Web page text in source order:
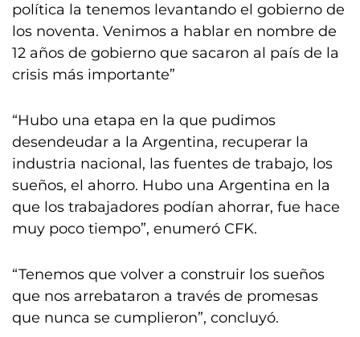
política la tenemos levantando el gobierno de
los noventa. Venimos a hablar en nombre de
12 años de gobierno que sacaron al país de la
crisis más importante”
“Hubo una etapa en la que pudimos
desendeudar a la Argentina, recuperar la
industria nacional, las fuentes de trabajo, los
sueños, el ahorro. Hubo una Argentina en la
que los trabajadores podían ahorrar, fue hace
muy poco tiempo”, enumeró CFK.
“Tenemos que volver a construir los sueños
que nos arrebataron a través de promesas
que nunca se cumplieron”, concluyó.